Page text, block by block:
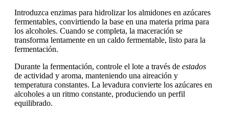
Introduzca enzimas para hidrolizar los almidones en azúcares
fermentables, convirtiendo la base en una materia prima para
los alcoholes. Cuando se completa, la maceración se
transforma lentamente en un caldo fermentable, listo para la
fermentación.
Durante la fermentación, controle el lote a través de estados
de actividad y aroma, manteniendo una aireación y
temperatura constantes. La levadura convierte los azúcares en
alcoholes a un ritmo constante, produciendo un perfil
equilibrado.